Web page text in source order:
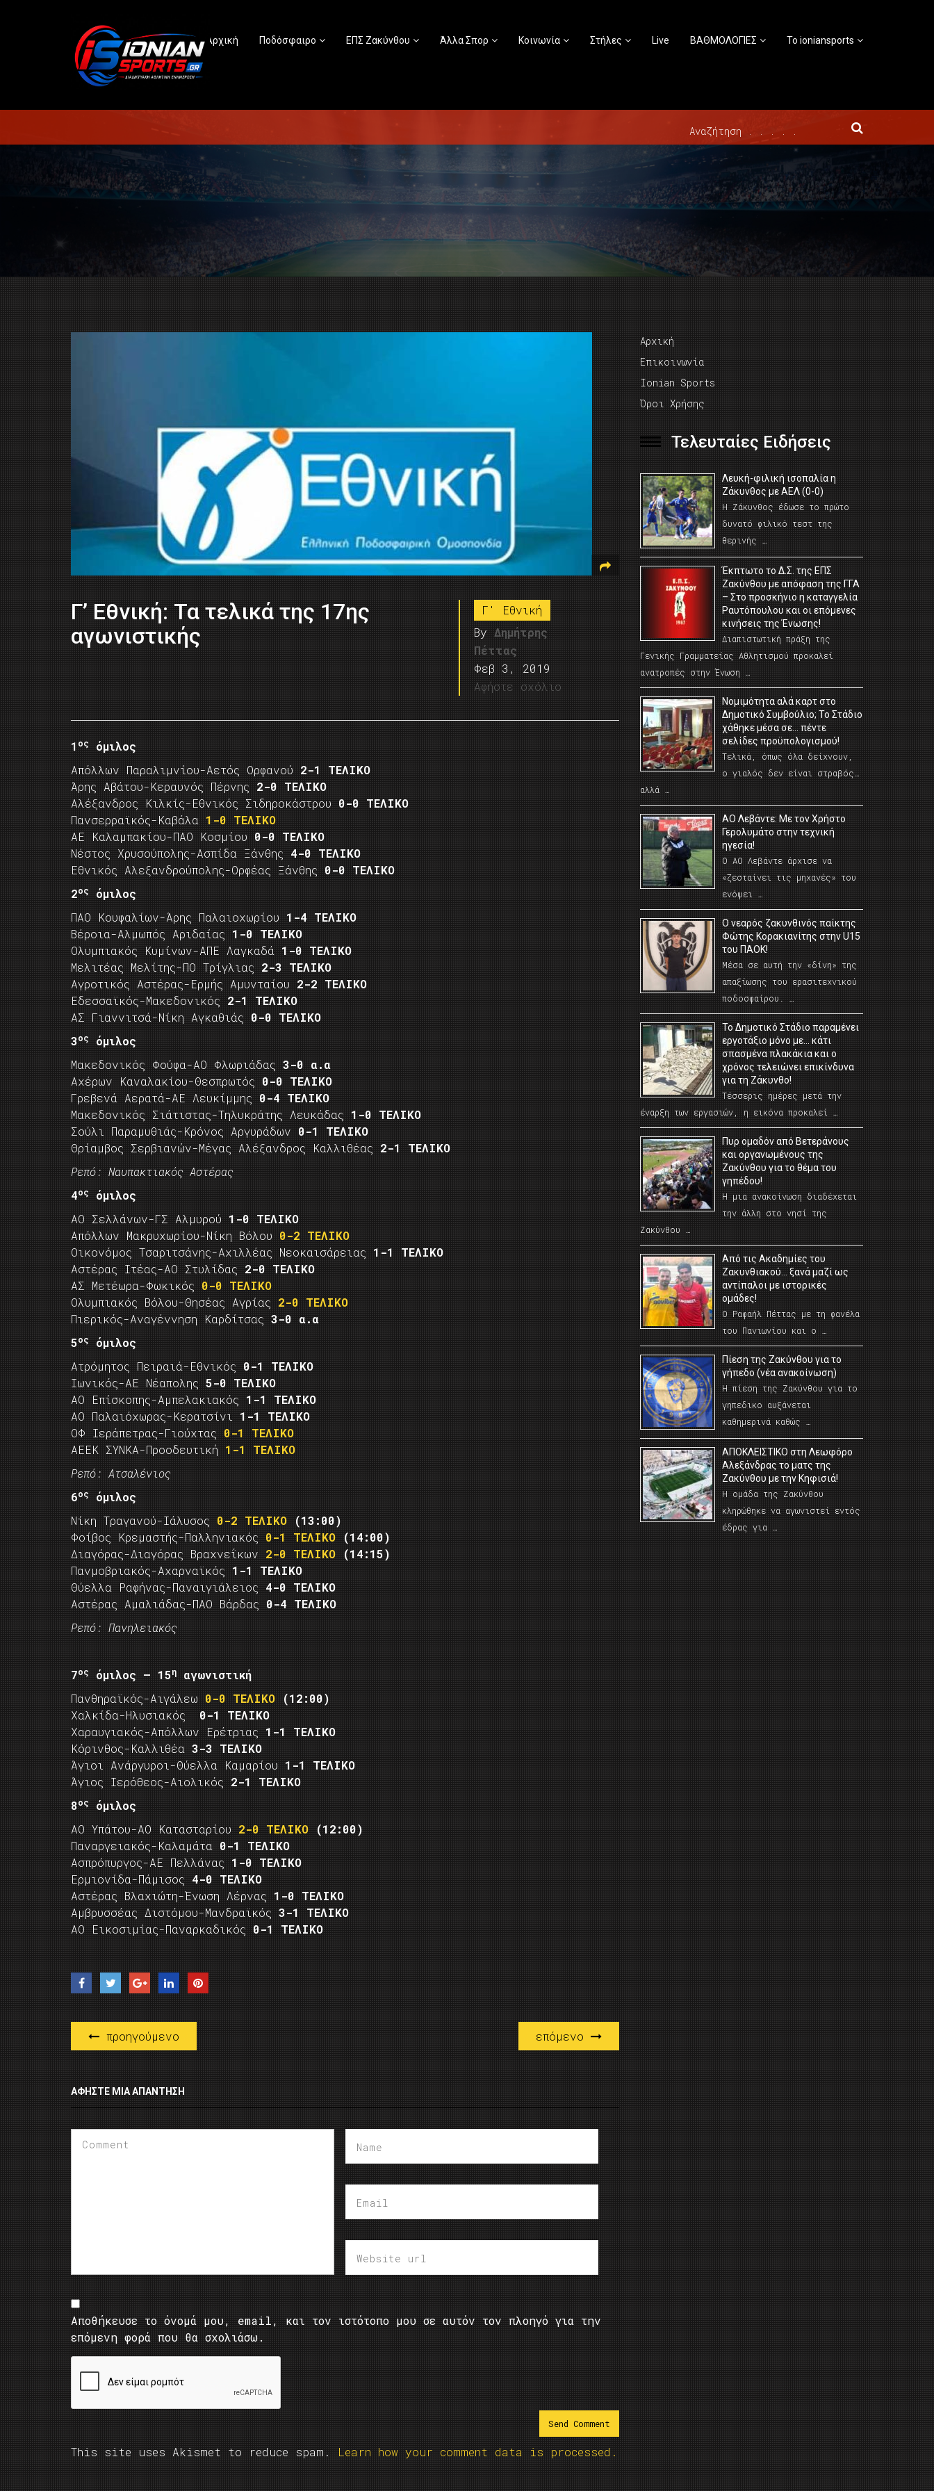
Αρχική Ποδόσφαιρο ΕΠΣ Ζακύνθου Άλλα Σπορ Κοινωνία Στήλες Live ΒΑΘΜΟΛΟΓΙΕΣ Το ioniansports
Γ’ Εθνική: Τα τελικά της 17ης
αγωνιστικής
Γ' Εθνική
By Δημήτρης
Πέττας
Φεβ 3, 2019
Αφήστε σχόλιο
1 ος
όμιλος
Απόλλων Παραλιμνίου-Αετός Ορφανού 2-1 ΤΕΛΙΚΟ
Άρης Αβάτου-Κεραυνός Πέρνης 2-0 ΤΕΛΙΚΟ
Αλέξανδρος Κιλκίς-Εθνικός Σιδηροκάστρου 0-0 ΤΕΛΙΚΟ
Πανσερραϊκός-Καβάλα 1-0 ΤΕΛΙΚΟ
ΑΕ Καλαμπακίου-ΠΑΟ Κοσμίου 0-0 ΤΕΛΙΚΟ
Νέστος Χρυσούπολης-Ασπίδα Ξάνθης 4-0 ΤΕΛΙΚΟ
Εθνικός Αλεξανδρούπολης-Ορφέας Ξάνθης 0-0 ΤΕΛΙΚΟ
2ος
όμιλος
ΠΑΟ Κουφαλίων-Άρης Παλαιοχωρίου 1-4 ΤΕΛΙΚΟ
Βέροια-Αλμωπός Αριδαίας 1-0 ΤΕΛΙΚΟ
Ολυμπιακός Κυμίνων-ΑΠΕ Λαγκαδά 1-0 ΤΕΛΙΚΟ
Μελιτέας Μελίτης-ΠΟ Τρίγλιας 2-3 ΤΕΛΙΚΟ
Αγροτικός Αστέρας-Ερμής Αμυνταίου 2-2 ΤΕΛΙΚΟ
Εδεσσαϊκός-Μακεδονικός 2-1 ΤΕΛΙΚΟ
ΑΣ Γιαννιτσά-Νίκη Αγκαθιάς 0-0 ΤΕΛΙΚΟ
3ος
όμιλος
Μακεδονικός Φούφα-ΑΟ Φλωριάδας 3-0 α.α
Αχέρων Καναλακίου-Θεσπρωτός 0-0 ΤΕΛΙΚΟ
Γρεβενά Αερατά-ΑΕ Λευκίμμης 0-4 ΤΕΛΙΚΟ
Μακεδονικός Σιάτιστας-Τηλυκράτης Λευκάδας 1-0 ΤΕΛΙΚΟ
Σούλι Παραμυθιάς-Κρόνος Αργυράδων 0-1 ΤΕΛΙΚΟ
Θρίαμβος Σερβιανών-Μέγας Αλέξανδρος Καλλιθέας 2-1 ΤΕΛΙΚΟ
Ρεπό: Ναυπακτιακός Αστέρας
4ος
όμιλος
ΑΟ Σελλάνων-ΓΣ Αλμυρού 1-0 ΤΕΛΙΚΟ
Απόλλων Μακρυχωρίου-Νίκη Βόλου 0-2 ΤΕΛΙΚΟ
Οικονόμος Τσαριτσάνης-Αχιλλέας Νεοκαισάρειας 1-1 ΤΕΛΙΚΟ
Αστέρας Ιτέας-ΑΟ Στυλίδας 2-0 ΤΕΛΙΚΟ
ΑΣ Μετέωρα-Φωκικός 0-0 ΤΕΛΙΚΟ
Ολυμπιακός Βόλου-Θησέας Αγρίας 2-0 ΤΕΛΙΚΟ
Πιερικός-Αναγέννηση Καρδίτσας 3-0 α.α
5ος
όμιλος
Ατρόμητος Πειραιά-Εθνικός 0-1 ΤΕΛΙΚΟ
Ιωνικός-ΑΕ Νέαπολης 5-0 ΤΕΛΙΚΟ
ΑΟ Επίσκοπης-Αμπελακιακός 1-1 ΤΕΛΙΚΟ
ΑΟ Παλαιόχωρας-Κερατσίνι 1-1 ΤΕΛΙΚΟ
ΟΦ Ιεράπετρας-Γιούχτας 0-1 ΤΕΛΙΚΟ
ΑΕΕΚ ΣΥΝΚΑ-Προοδευτική 1-1 ΤΕΛΙΚΟ
Ρεπό: Ατσαλένιος
6ος
όμιλος
Νίκη Τραγανού-Ιάλυσος 0-2 ΤΕΛΙΚΟ
(13:00)
Φοίβος Κρεμαστής-Παλληνιακός 0-1 ΤΕΛΙΚΟ
(14:00)
Διαγόρας-Διαγόρας Βραχνεΐκων 2-0 ΤΕΛΙΚΟ
(14:15)
Πανμοβριακός-Αχαρναϊκός 1-1 ΤΕΛΙΚΟ
Θύελλα Ραφήνας-Παναιγιάλειος 4-0 ΤΕΛΙΚΟ
Αστέρας Αμαλιάδας-ΠΑΟ Βάρδας 0-4 ΤΕΛΙΚΟ
Ρεπό: Πανηλειακός
7ος όμιλος – 15η
αγωνιστική
Πανθηραϊκός-Αιγάλεω 0-0 ΤΕΛΙΚΟ
(12:00)
Χαλκίδα-Ηλυσιακός 0-1 ΤΕΛΙΚΟ
Χαραυγιακός-Απόλλων Ερέτριας 1-1 ΤΕΛΙΚΟ
Κόρινθος-Καλλιθέα 3-3 ΤΕΛΙΚΟ
Άγιοι Ανάργυροι-Θύελλα Καμαρίου 1-1 ΤΕΛΙΚΟ
Άγιος Ιερόθεος-Αιολικός 2-1 ΤΕΛΙΚΟ
8ος
όμιλος
ΑΟ Υπάτου-ΑΟ Κατασταρίου 2-0 ΤΕΛΙΚΟ
(12:00)
Παναργειακός-Καλαμάτα 0-1 ΤΕΛΙΚΟ
Ασπρόπυργος-ΑΕ Πελλάνας 1-0 ΤΕΛΙΚΟ
Ερμιονίδα-Πάμισος 4-0 ΤΕΛΙΚΟ
Αστέρας Βλαχιώτη-Ένωση Λέρνας 1-0 ΤΕΛΙΚΟ
Αμβρυσσέας Διστόμου-Μανδραϊκός 3-1 ΤΕΛΙΚΟ
ΑΟ Εικοσιμίας-Παναρκαδικός 0-1 ΤΕΛΙΚΟ
προηγούμενο επόμενο
ΑΦΉΣΤΕ ΜΙΑ ΑΠΆΝΤΗΣΗ
Αποθήκευσε το όνομά μου, email, και τον ιστότοπο μου σε αυτόν τον πλοηγό για την
επόμενη φορά που θα σχολιάσω.
This site uses Akismet to reduce spam. Learn how your comment data is processed.
Αρχική
Επικοινωνία
Ionian Sports
Όροι Χρήσης
Τελευταίες Ειδήσεις
Λευκή-φιλική ισοπαλία η
Ζάκυνθος με ΑΕΛ (0-0)
Η Ζάκυνθος έδωσε το πρώτο
δυνατό φιλικό τεστ της
θερινής …
Έκπτωτο το Δ.Σ. της ΕΠΣ
Ζακύνθου με απόφαση της ΓΓΑ
– Στο προσκήνιο η καταγγελία
Ραυτόπουλου και οι επόμενες
κινήσεις της Ένωσης!
Διαπιστωτική πράξη της
Γενικής Γραμματείας Αθλητισμού προκαλεί
ανατροπές στην Ένωση …
Νομιμότητα αλά καρτ στο
Δημοτικό Συμβούλιο; Το Στάδιο
χάθηκε μέσα σε… πέντε
σελίδες προϋπολογισμού!
Τελικά, όπως όλα δείχνουν,
ο γιαλός δεν είναι στραβός…
αλλά …
ΑΟ Λεβάντε: Με τον Χρήστο
Γερολυμάτο στην τεχνική
ηγεσία!
Ο ΑΟ Λεβάντε άρχισε να
«ζεσταίνει τις μηχανές» του
ενόψει …
O νεαρός ζακυνθινός παίκτης
Φώτης Κορακιανίτης στην U15
του ΠΑΟΚ!
Μέσα σε αυτή την «δίνη» της
απαξίωσης του ερασιτεχνικού
ποδοσφαίρου. …
Το Δημοτικό Στάδιο παραμένει
εργοτάξιο μόνο με… κάτι
σπασμένα πλακάκια και ο
χρόνος τελειώνει επικίνδυνα
για τη Ζάκυνθο!
Τέσσερις ημέρες μετά την
έναρξη των εργασιών, η εικόνα προκαλεί …
Πυρ ομαδόν από Βετεράνους
και οργανωμένους της
Ζακύνθου για το θέμα του
γηπέδου!
Η μια ανακοίνωση διαδέχεται
την άλλη στο νησί της
Ζακύνθου …
Από τις Ακαδημίες του
Ζακυνθιακού… ξανά μαζί ως
αντίπαλοι με ιστορικές
ομάδες!
Ο Ραφαήλ Πέττας με τη φανέλα
του Πανιωνίου και ο …
Πίεση της Ζακύνθου για το
γήπεδο (νέα ανακοίνωση)
Η πίεση της Ζακύνθου για το
γηπεδικο αυξάνεται
καθημερινά καθώς …
AΠΟΚΛΕΙΣΤΙΚΟ στη Λεωφόρο
Αλεξάνδρας το ματς της
Ζακύνθου με την Κηφισιά!
Η ομάδα της Ζακύνθου
κληρώθηκε να αγωνιστεί εντός
έδρας για …